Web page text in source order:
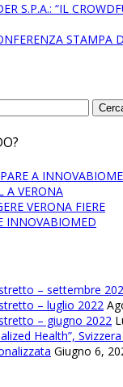
S.P.A.: “IL
STAMPA
A
A VERONA
VERONA FIERE
INNOVABIOMED
– settembre
– luglio 2022
– giugno 2022
Health”,
Giugno 6,